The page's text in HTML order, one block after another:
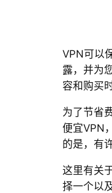
VPN可以
露，并为
容和购买
为了节省
便宜VPN
的是，有
这里有关
择一个以